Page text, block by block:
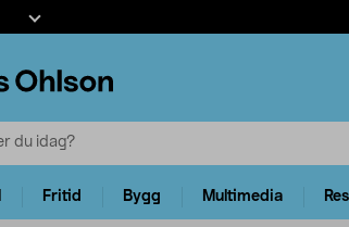
Fritid Bygg Multimedia